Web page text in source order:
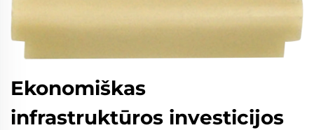
Ekonomiškas
infrastruktūros investicijos